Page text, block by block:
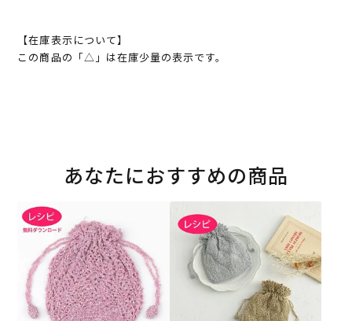
【在庫表示について】
この商品の「△」は在庫少量の表示です。
あなたにおすすめの商品